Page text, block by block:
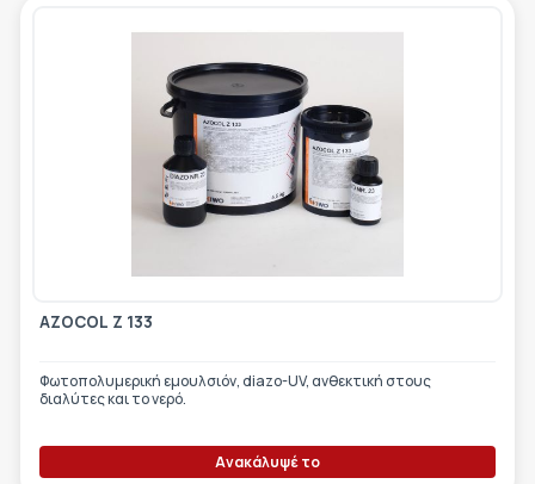
AZOCOL Z 133
Φωτοπολυμερική εμουλσιόν, diazo-UV, ανθεκτική στους
διαλύτες και το νερό.
Ανακάλυψέ το